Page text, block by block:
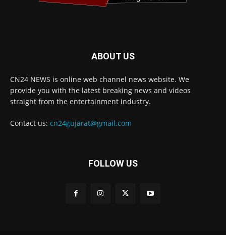
ABOUT US
CN24 NEWS is online web channel news website. We
provide you with the latest breaking news and videos
straight from the entertainment industry.
Contact us: cn24gujarat@gmail.com
FOLLOW US